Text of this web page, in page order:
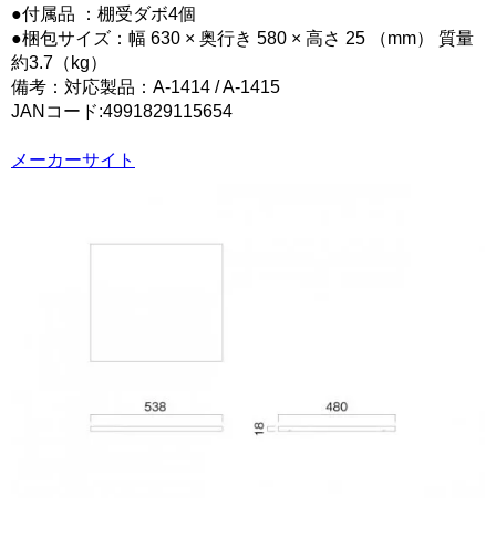
●付属品 ：棚受ダボ4個
●梱包サイズ：幅 630 × 奥行き 580 × 高さ 25 （mm） 質量
約3.7（kg）
備考：対応製品：A-1414 / A-1415
JANコード:4991829115654
メーカーサイト